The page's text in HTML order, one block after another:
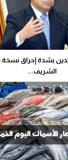
تدين بشدة إحراق
الشريف...